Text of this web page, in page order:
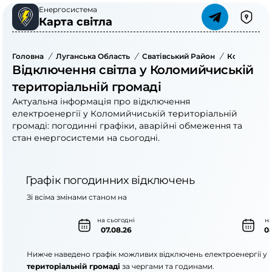
Енергосистема
Карта світла
Головна / Луганська Область / Сватівський Район /
Відключення світла у Коломийчиській
територіальній громаді
Актуальна інформація про відключення
електроенергії у Коломийчиській територіальній
громаді: погодинні графіки, аварійні обмеження та
стан енергосистеми на сьогодні.
Графік погодинних відключень
на сьогодні
07.08.26
Зі всіма змінами станом на
Нижче наведено графік можливих відключень електроенергії у
територіальній громаді за чергами та годинами.